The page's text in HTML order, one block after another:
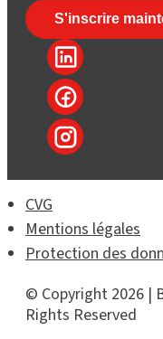
© Copyright 2026 |
Rights Reserved
CVG
Mentions légales
Protection des